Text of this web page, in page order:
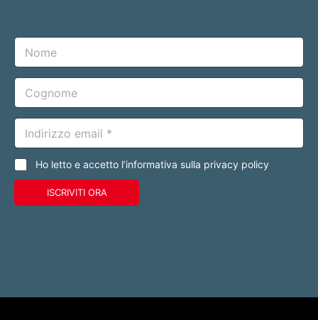
N
m
e
C
g
n
m
E
a
i
l
*
C
u
Ho letto e accetto l’informativa sulla privacy policy
ISCRIVITI ORA